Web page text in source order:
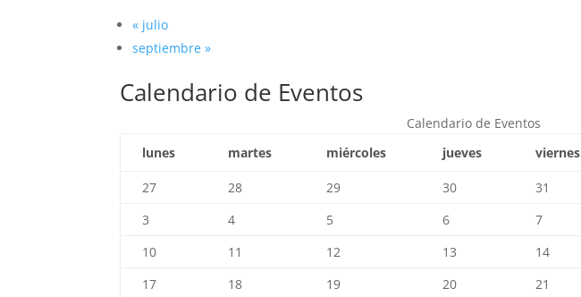
« julio
septiembre»
Calendario de Eventos
Calendario de Eventos
lunes
martes miércoles jueves viernes
27 28 29 30 31
3
4 5 6 7
10
11 12 13 14
17
18 19 20 21